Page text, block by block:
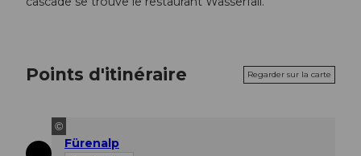
Points d'itinéraire Regarder sur la carte
©
Fürenalp